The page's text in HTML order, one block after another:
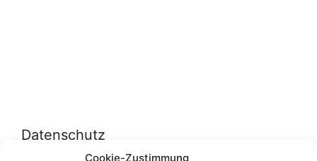
Cookie-Zustimmung
Datenschutz